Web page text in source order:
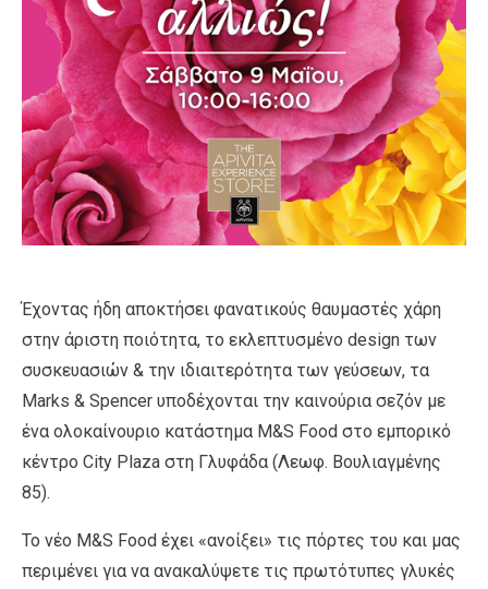
Έχοντας ήδη αποκτήσει φανατικούς θαυμαστές χάρη
στην άριστη ποιότητα, το εκλεπτυσμένο design των
συσκευασιών & την ιδιαιτερότητα των γεύσεων, τα
Marks & Spencer υποδέχονται την καινούρια σεζόν με
ένα ολοκαίνουριο κατάστημα M&S Food στο εμπορικό
κέντρο City Plaza στη Γλυφάδα (Λεωφ. Βουλιαγμένης
85).
Το νέο M&S Food έχει «ανοίξει» τις πόρτες του και μας
περιμένει για να ανακαλύψετε τις πρωτότυπες γλυκές